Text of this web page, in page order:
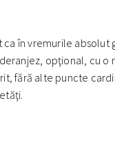
în vremurile absolut
opţional, cu
fără alte puncte